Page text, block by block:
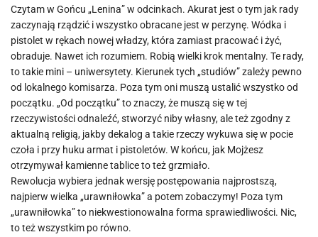
Czytam w Gońcu „Lenina” w odcinkach. Akurat jest o tym jak rady
zaczynają rządzić i wszystko obracane jest w perzynę. Wódka i
pistolet w rękach nowej władzy, która zamiast pracować i żyć,
obraduje. Nawet ich rozumiem. Robią wielki krok mentalny. Te rady,
to takie mini – uniwersytety. Kierunek tych „studiów” zależy pewno
od lokalnego komisarza. Poza tym oni muszą ustalić wszystko od
początku. „Od początku” to znaczy, że muszą się w tej
rzeczywistości odnaleźć, stworzyć niby własny, ale też zgodny z
aktualną religią, jakby dekalog a takie rzeczy wykuwa się w pocie
czoła i przy huku armat i pistoletów. W końcu, jak Mojżesz
otrzymywał kamienne tablice to też grzmiało.
Rewolucja wybiera jednak wersję postępowania najprostszą,
najpierw wielka „urawniłowka” a potem zobaczymy! Poza tym
„urawniłowka” to niekwestionowalna forma sprawiedliwości. Nic,
to też wszystkim po równo.